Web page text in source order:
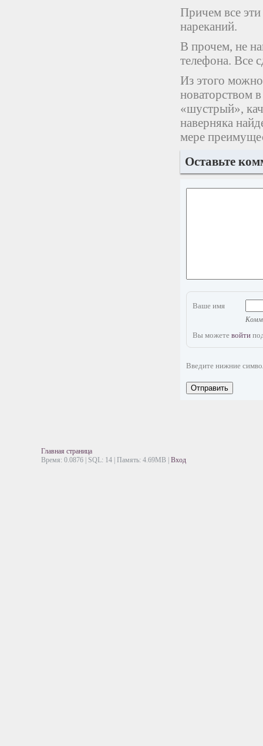
Причем все
нареканий.
В прочем, не
телефона. Все
Из этого
новаторством
«шустрый»,
наверняка
мере
Оставьте
Ваше имя
Вы можете войти
Введите нижние
Отправить
Главная страница
Время: 0.0876 | SQL: 14 | Память: 4.69MB Вход